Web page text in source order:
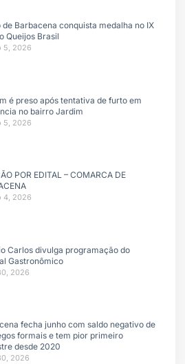
de Barbacena conquista medalha no IX
Queijos Brasil
5, 2026
é preso após tentativa de furto em
no bairro Jardim
5, 2026
POR EDITAL – COMARCA DE
4, 2026
Carlos divulga programação do
Gastronômico
2026
fecha junho com saldo negativo de
formais e tem pior primeiro
desde 2020
2026